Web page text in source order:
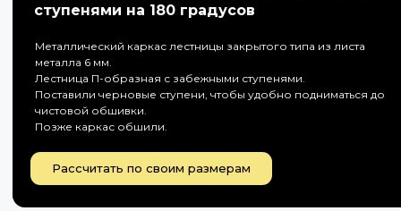
ступенями на 180 градусов
Металлический каркас лестницы закрытого типа из листа
металла 6 мм.
Лестница П-образная с забежными ступенями.
Поставили черновые ступени, чтобы удобно подниматься до
чистовой обшивки.
Позже каркас обшили.
Рассчитать по своим размерам